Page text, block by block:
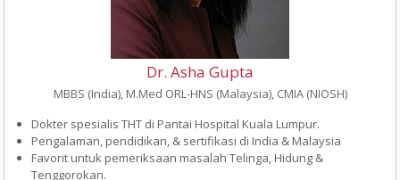
Dr. Asha Gupta
MBBS (India), M.Med ORL-HNS (Malaysia), CMIA (NIOSH)
Dokter spesialis THT di Pantai Hospital Kuala Lumpur.
Pengalaman, pendidikan, & sertifikasi di India & Malaysia
Favorit untuk pemeriksaan masalah Telinga, Hidung &
Tenggorokan.